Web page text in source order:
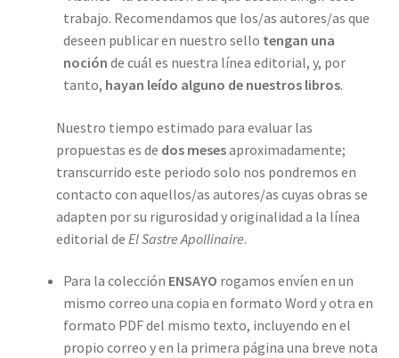
trabajo. Recomendamos que los/as autores/as que
deseen publicar en nuestro sello tengan una
noción de cuál es nuestra línea editorial, y, por
tanto, hayan leído alguno de nuestros libros.
Nuestro tiempo estimado para evaluar las
propuestas es de dos mesesaproximadamente;
transcurrido este periodo solo nos pondremos en
contacto con aquellos/as autores/as cuyas obras se
adapten por su rigurosidad y originalidad a la línea
editorial de El Sastre Apollinaire.
Para la colección ENSAYO rogamos envíen en un
mismo correo una copia en formato Word y otra en
formato PDF del mismo texto, incluyendo en el
propio correo y en la primera página una breve nota